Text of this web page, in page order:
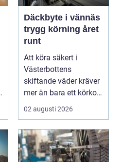
Däckbyte i vännäs
trygg körning året
runt
Att köra säkert i
Västerbottens
skiftande väder kräver
mer än bara ett körkort
och en pålitlig bil. ...
02 augusti 2026